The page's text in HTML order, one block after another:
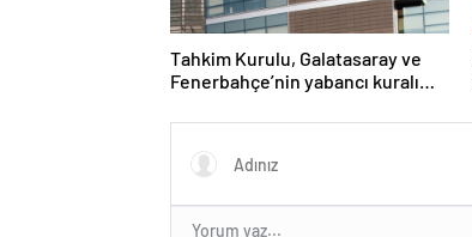
Tahkim Kurulu, Galatasaray ve
Fenerbahçe’nin yabancı kuralı